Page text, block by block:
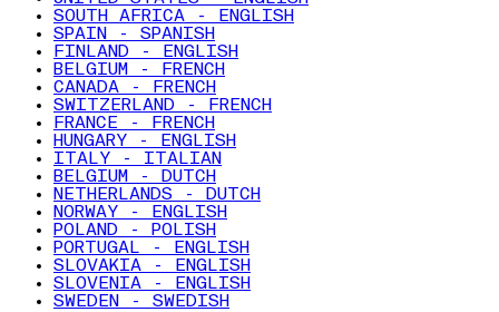
SOUTH AFRICA - ENGLISH
SPAIN - SPANISH
FINLAND - ENGLISH
BELGIUM - FRENCH
CANADA - FRENCH
SWITZERLAND - FRENCH
FRANCE - FRENCH
HUNGARY - ENGLISH
ITALY - ITALIAN
BELGIUM - DUTCH
NETHERLANDS - DUTCH
NORWAY - ENGLISH
POLAND - POLISH
PORTUGAL - ENGLISH
SLOVAKIA - ENGLISH
SLOVENIA - ENGLISH
SWEDEN - SWEDISH